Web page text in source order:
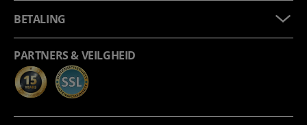
BETALING
PARTNERS & VEILGHEID